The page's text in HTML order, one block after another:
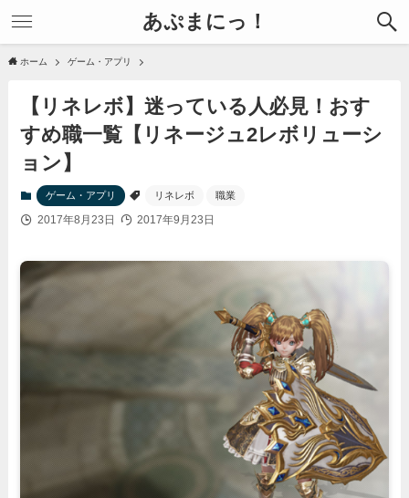
あぷまにっ！
ホーム ゲーム・アプリ
【リネレボ】迷っている人必見！おす
すめ職一覧【リネージュ2レボリューシ
ョン】
ゲーム・アプリ リネレボ 職業
2017年8月23日 2017年9月23日